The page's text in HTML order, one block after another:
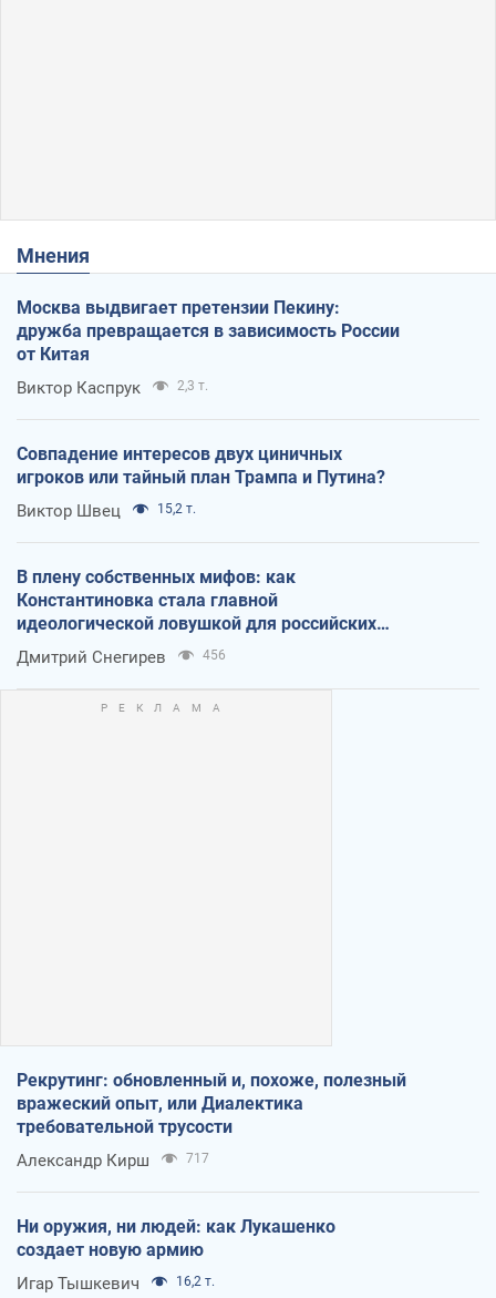
Мнения
Москва выдвигает претензии Пекину:
дружба превращается в зависимость России
от Китая
Виктор Каспрук 2,3 т.
Совпадение интересов двух циничных
игроков или тайный план Трампа и Путина?
Виктор Швец 15,2 т.
В плену собственных мифов: как
Константиновка стала главной
идеологической ловушкой для российских
оккупантов
Дмитрий Снегирев 456
Рекрутинг: обновленный и, похоже, полезный
вражеский опыт, или Диалектика
требовательной трусости
Александр Кирш 717
Ни оружия, ни людей: как Лукашенко
создает новую армию
Игар Тышкевич 16,2 т.